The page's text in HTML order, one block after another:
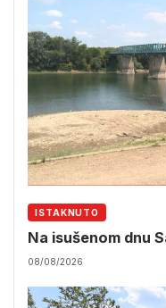
ISTAKNUTO
Na isušenom dnu
08/08/2026